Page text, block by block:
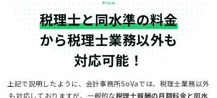
Price
税理士と同水準の料金
から税理士業務以外も
対応可能！
上記で説明したように、会計事務所SoVaでは、税理士業務以外
も対応しておりますが、 一般的な税理士報酬の月額料金と同水